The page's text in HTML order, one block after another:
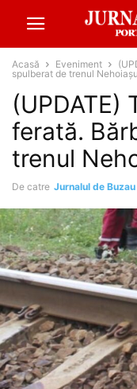
Acasă Eveniment
spulberat de trenul Nehoiașu
(UPDATE)
ferată.
trenul
De catre Jurnalul de Buzau